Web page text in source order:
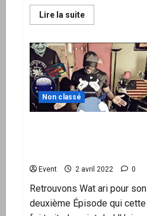
Lire la suiteEn
savoir
Corruption
&
Orientation
des
colères
:
« On
m’a
proposé
faux
social »
Non classé
Event 2 avril 2022 0
Retrouvons Wat ari pour son
deuxième Épisode qui cette